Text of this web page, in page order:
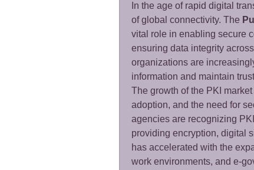
In the age of rapid digital
of global connectivity. The
vital role in enabling secure
ensuring data integrity
organizations are
information and maintain
The growth of the PKI
adoption, and the need for
agencies are recognizing
providing encryption, digital
has accelerated with the
work environments, and e-